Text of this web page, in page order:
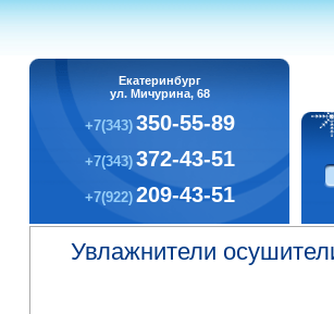
Екатеринбург
ул. Мичурина, 68
+7(343) 350-55-89
+7(343) 372-43-51
+7(922) 209-43-51
Увлажнители